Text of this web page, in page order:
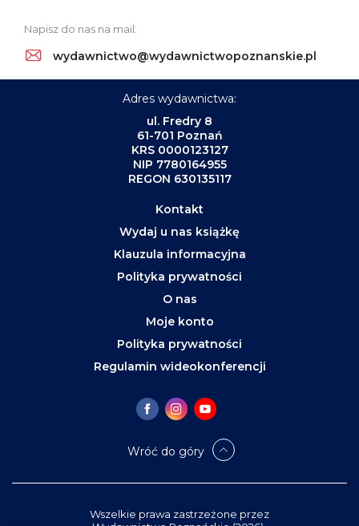
Napisz do nas na mail:
wydawnictwo@wydawnictwopoznanskie.pl
Adres wydawnictwa:
ul. Fredry 8
61-701 Poznań
KRS 0000123127
NIP 7780164955
REGON 630135117
Kontakt
Wydaj u nas książkę
Klauzula informacyjna
Polityka prywatności
O nas
Moje konto
Polityka prywatności
Regulamin wideokonferencji
Wróć do góry
Wszelkie prawa zastrzeżone przez